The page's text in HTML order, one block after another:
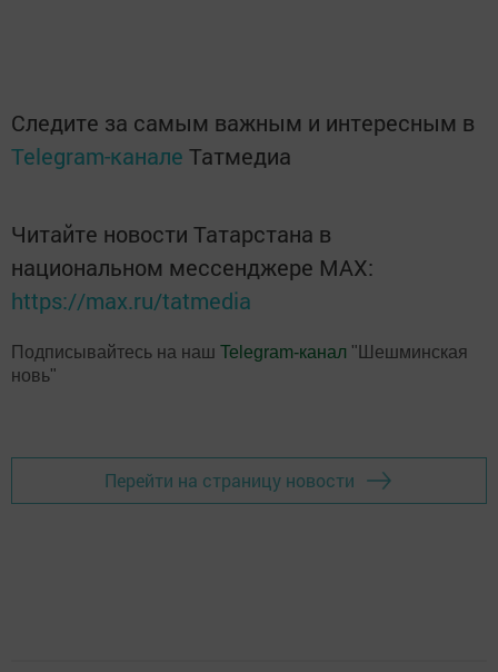
Следите за самым важным и интересным в
Telegram-канале Татмедиа
Читайте новости Татарстана в
национальном мессенджере MАХ:
https://max.ru/tatmedia
Подписывайтесь на наш Telegram-канал "Шешминская
новь"
Перейти на страницу новости